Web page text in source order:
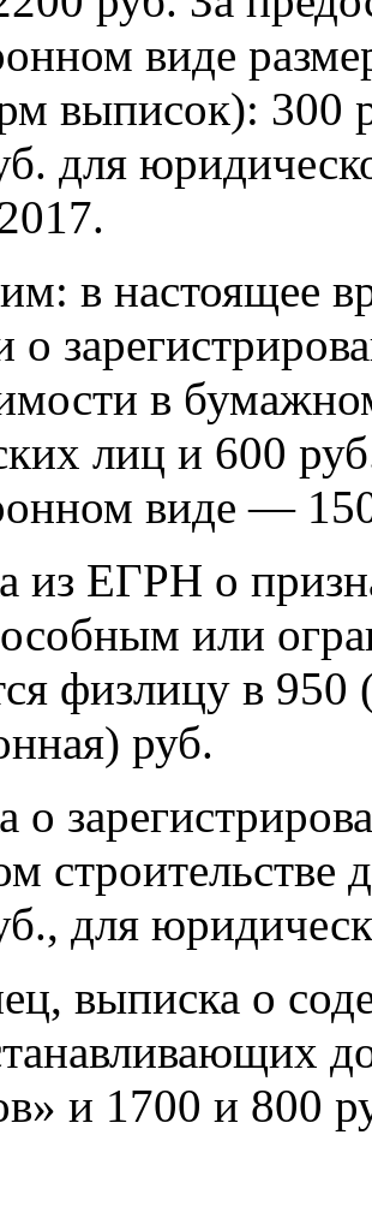
виде
выписок): 300
для
в настоящее
о
в
лиц и 600
виде —
из ЕГРН о
или
физлицу в
руб.
о
для
выписка о
и 1700 и 800